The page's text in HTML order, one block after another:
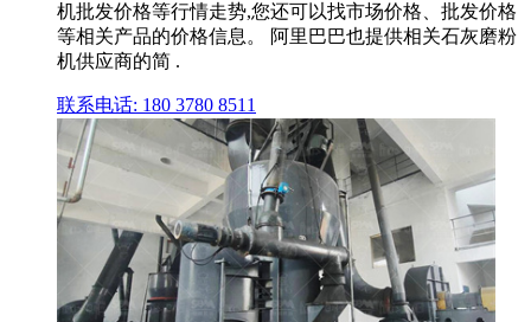
机批发价格等行情走势,您还可以找市场价格、批发价格
等相关产品的价格信息。 阿里巴巴也提供相关石灰磨粉
机供应商的简 .
联系电话: 180 3780 8511